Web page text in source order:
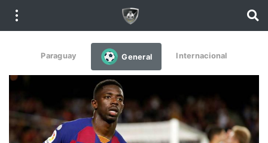
Paraguay General Internacional